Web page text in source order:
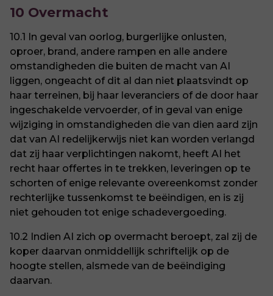
10 Overmacht
10.1 In geval van oorlog, burgerlijke onlusten,
oproer, brand, andere rampen en alle andere
omstandigheden die buiten de macht van AI
liggen, ongeacht of dit al dan niet plaatsvindt op
haar terreinen, bij haar leveranciers of de door haar
ingeschakelde vervoerder, of in geval van enige
wijziging in omstandigheden die van dien aard zijn
dat van AI redelijkerwijs niet kan worden verlangd
dat zij haar verplichtingen nakomt, heeft AI het
recht haar offertes in te trekken, leveringen op te
schorten of enige relevante overeenkomst zonder
rechterlijke tussenkomst te beëindigen, en is zij
niet gehouden tot enige schadevergoeding.
10.2 Indien AI zich op overmacht beroept, zal zij de
koper daarvan onmiddellijk schriftelijk op de
hoogte stellen, alsmede van de beëindiging
daarvan.